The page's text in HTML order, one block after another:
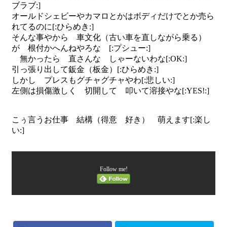
ブラブ:]
オールドシェビーやカマロとかはボディだけでとか売ら
れてるのに[:ひらめき:]
そんな事やから 車文化（古い車を直しながら乗る）
が 根付かへんねやろな [:プシュー:]
無かったら 直さんな しゃーないわな[:OK:]
引っ張り出して鈑金（板金）[:ひらめき:]
しかし プレスもグチャグチャやわ[:悲しい:]
左側は損傷激しく 切開して 叩いて溶接やな[:YES!:]
こぅ言うお仕事 結構（得意 好き） 萌えます[:楽し
い:]
Follow me!